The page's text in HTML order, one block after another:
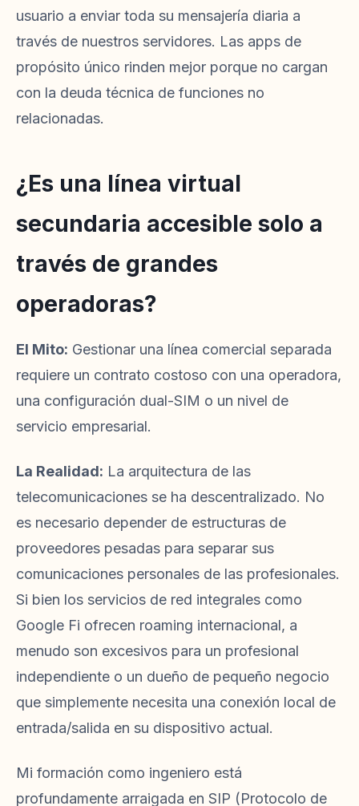
usuario a enviar toda su mensajería diaria a
través de nuestros servidores. Las apps de
propósito único rinden mejor porque no cargan
con la deuda técnica de funciones no
relacionadas.
¿Es una línea virtual
secundaria accesible solo a
través de grandes
operadoras?
El Mito: Gestionar una línea comercial separada
requiere un contrato costoso con una operadora,
una configuración dual-SIM o un nivel de
servicio empresarial.
La Realidad: La arquitectura de las
telecomunicaciones se ha descentralizado. No
es necesario depender de estructuras de
proveedores pesadas para separar sus
comunicaciones personales de las profesionales.
Si bien los servicios de red integrales como
Google Fi ofrecen roaming internacional, a
menudo son excesivos para un profesional
independiente o un dueño de pequeño negocio
que simplemente necesita una conexión local de
entrada/salida en su dispositivo actual.
Mi formación como ingeniero está
profundamente arraigada en SIP (Protocolo de